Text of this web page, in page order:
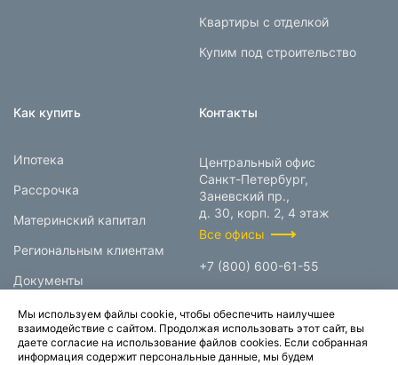
Квартиры с отделкой
Купим под строительство
Как купить
Ипотека
Рассрочка
Материнский капитал
Региональным клиентам
Документы
Контакты
Центральный офис
Санкт-Петербург,
Заневский пр.,
д. 30, корп. 2, 4 этаж
Все офисы
+7 (800) 600-61-55
Мы используем файлы cookie, чтобы обеспечить наилучшее
взаимодействие с сайтом. Продолжая использовать этот сайт, вы
даете согласие на использование файлов cookies. Если собранная
информация содержит персональные данные, мы будем